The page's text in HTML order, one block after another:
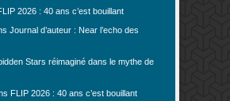
2026 : 40 ans c’est bouillant
Journal d’auteur : Near l’echo des
Stars réimaginé dans le mythe de
FLIP 2026 : 40 ans c’est bouillant